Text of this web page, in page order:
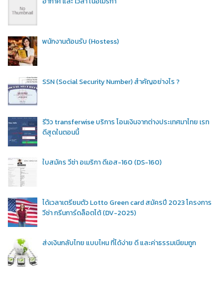
พนักงานต้อนรับ (Hostess)
SSN (Social Security Number) สำคัญอย่างไร ?
รีวิว transferwise บริการ โอนเงินจากต่างประเทศมาไทย เรท
ดีสุดในตอนนี้
ใบสมัคร วีซ่า อเมริกา ดีเอส-160 (DS-160)
ได้เวลาเตรียมตัว Lotto Green card สมัครปี 2023 โครงการ
วีซ่า กรีนการ์ดล็อตโต้ (DV-2025)
ส่งเงินกลับไทย แบบไหน ที่ได้ง่าย ดี และค่าธรรมเนียมถูก